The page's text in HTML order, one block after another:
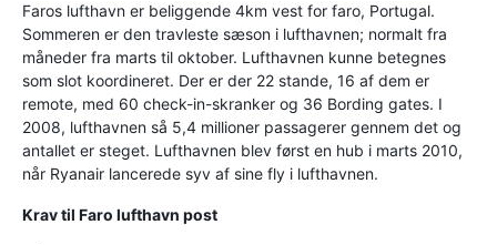
Faros lufthavn er beliggende 4km vest for faro, Portugal.
Sommeren er den travleste sæson i lufthavnen; normalt fra
måneder fra marts til oktober. Lufthavnen kunne betegnes
som slot koordineret. Der er der 22 stande, 16 af dem er
remote, med 60 check-in-skranker og 36 Bording gates. I
2008, lufthavnen så 5,4 millioner passagerer gennem det og
antallet er steget. Lufthavnen blev først en hub i marts 2010,
når Ryanair lancerede syv af sine fly i lufthavnen.
Krav til Faro lufthavn post